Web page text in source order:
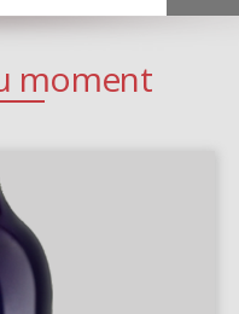
du domaine
êtes vous ?
moment